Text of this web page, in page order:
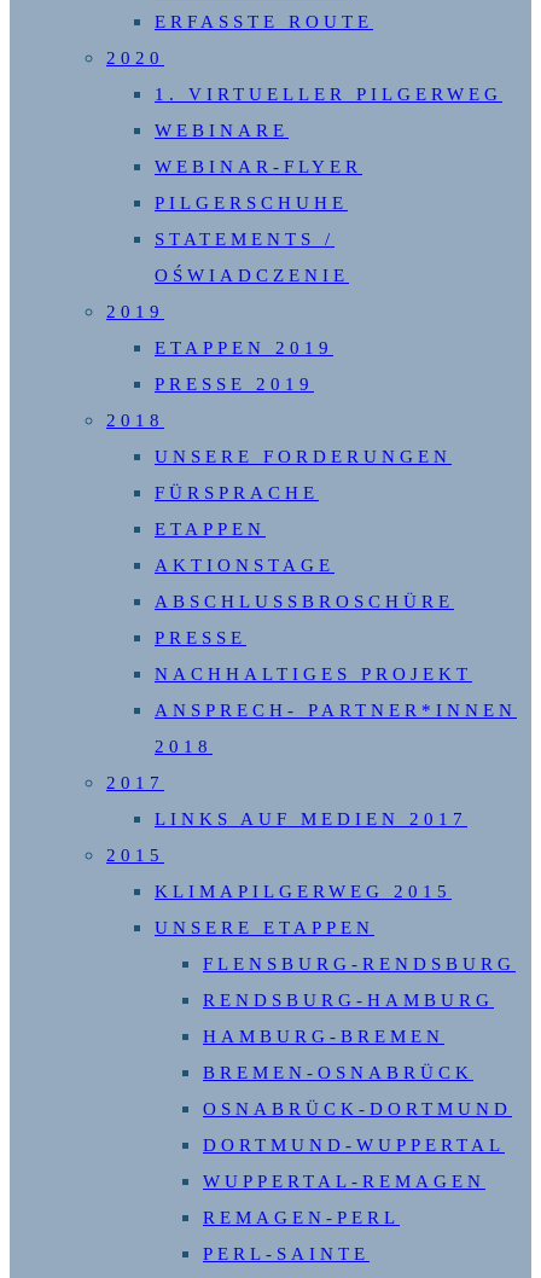
ERFASSTE ROUTE
2020
1. VIRTUELLER PILGERWEG
WEBINARE
WEBINAR-FLYER
PILGERSCHUHE
STATEMENTS /
OŚWIADCZENIE
2019
ETAPPEN 2019
PRESSE 2019
2018
UNSERE FORDERUNGEN
FÜRSPRACHE
ETAPPEN
AKTIONSTAGE
ABSCHLUSSBROSCHÜRE
PRESSE
NACHHALTIGES PROJEKT
ANSPRECH- PARTNER*INNEN
2018
2017
LINKS AUF MEDIEN 2017
2015
KLIMAPILGERWEG 2015
UNSERE ETAPPEN
FLENSBURG-RENDSBURG
RENDSBURG-HAMBURG
HAMBURG-BREMEN
BREMEN-OSNABRÜCK
OSNABRÜCK-DORTMUND
DORTMUND-WUPPERTAL
WUPPERTAL-REMAGEN
REMAGEN-PERL
PERL-SAINTE